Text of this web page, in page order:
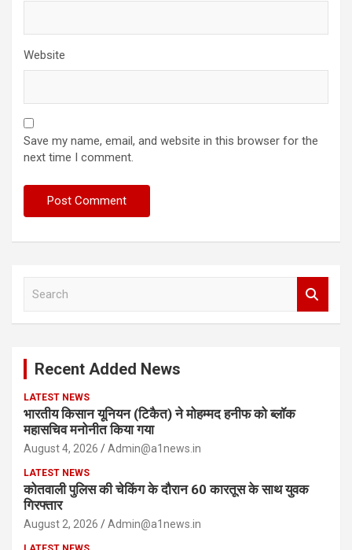
Website
Save my name, email, and website in this browser for the
next time I comment.
Recent Added News
LATEST NEWS
भारतीय किसान यूनियन (टिकैत) ने मोहम्मद हनीफ को ब्लॉक
महासचिव मनोनीत किया गया
August 4, 2026 Admin@a1news.in
LATEST NEWS
कोतवाली पुलिस की चेकिंग के दौरान 60 कारतूस के साथ युवक
गिरफ्तार
August 2, 2026 Admin@a1news.in